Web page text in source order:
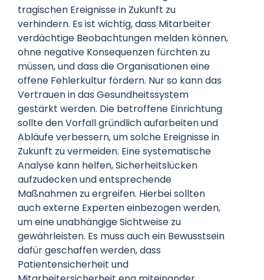
tragischen Ereignisse in Zukunft zu
verhindern. Es ist wichtig, dass Mitarbeiter
verdächtige Beobachtungen melden können,
ohne negative Konsequenzen fürchten zu
müssen, und dass die Organisationen eine
offene Fehlerkultur fördern. Nur so kann das
Vertrauen in das Gesundheitssystem
gestärkt werden. Die betroffene Einrichtung
sollte den Vorfall gründlich aufarbeiten und
Abläufe verbessern, um solche Ereignisse in
Zukunft zu vermeiden. Eine systematische
Analyse kann helfen, Sicherheitslücken
aufzudecken und entsprechende
Maßnahmen zu ergreifen. Hierbei sollten
auch externe Experten einbezogen werden,
um eine unabhängige Sichtweise zu
gewährleisten. Es muss auch ein Bewusstsein
dafür geschaffen werden, dass
Patientensicherheit und